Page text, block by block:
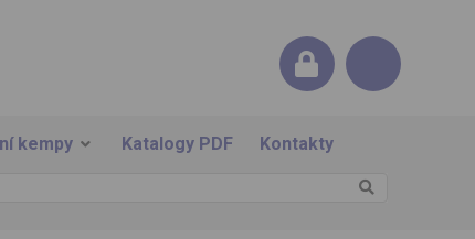
kempy Katalogy PDF Kontakty